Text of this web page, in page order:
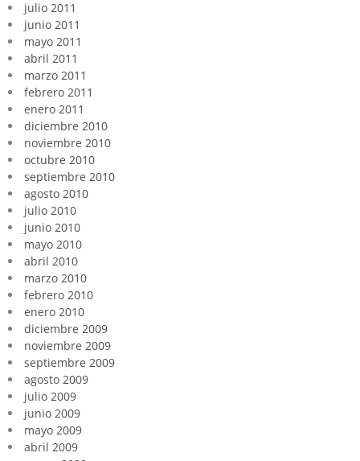
julio 2011
junio 2011
mayo 2011
abril 2011
marzo 2011
febrero 2011
enero 2011
diciembre 2010
noviembre 2010
octubre 2010
septiembre 2010
agosto 2010
julio 2010
junio 2010
mayo 2010
abril 2010
marzo 2010
febrero 2010
enero 2010
diciembre 2009
noviembre 2009
septiembre 2009
agosto 2009
julio 2009
junio 2009
mayo 2009
abril 2009